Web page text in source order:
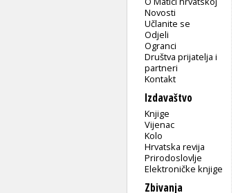
Novosti
Učlanite se
Odjeli
Ogranci
Društva prijatelja i
partneri
Kontakt
Izdavaštvo
Knjige
Vijenac
Kolo
Hrvatska revija
Prirodoslovlje
Elektroničke knjige
Zbivanja